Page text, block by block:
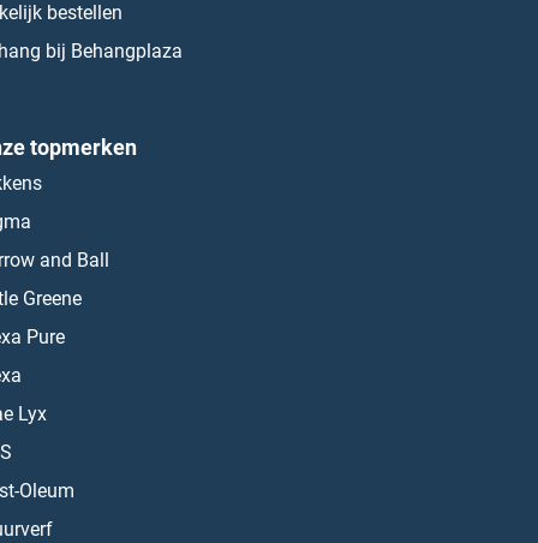
bestellen
bij Behangplaza
topmerken
and Ball
Greene
Pure
Lyx
Oleum